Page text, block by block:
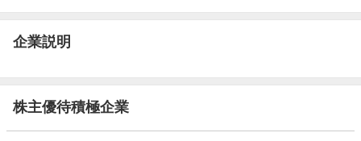
企業説明
株主優待積極企業